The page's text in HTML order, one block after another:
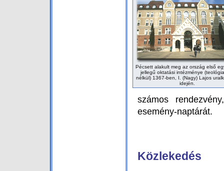
Pécsett alakult meg az ország első
jellegű oktatási intézménye
nélkül) 1367-ben, I. (Nagy) Lajos
idején.
számos
esemény-naptárát.
Közlekedés